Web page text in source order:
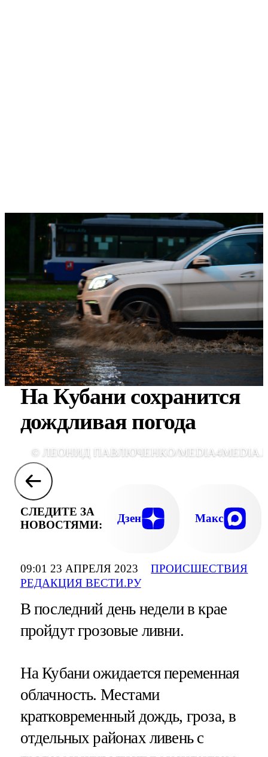
09:01 23 АПРЕЛЯ 2023
РЕДАКЦИЯ ВЕСТИ.РУ
ПРОИСШЕСТВИЯ
На Кубани сохранится
дождливая погода
© ЛЕОНИД ПАВЛЮЧЕНКО/
СЛЕДИТЕ ЗА
НОВОСТЯМИ:
Дзен Макс
В последний день недели в крае
пройдут грозовые ливни.
На Кубани ожидается переменная
облачность. Местами
кратковременный дождь, гроза, в
отдельных районах ливень с